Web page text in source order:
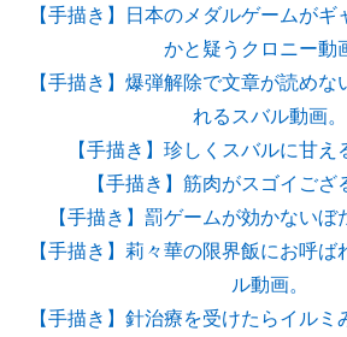
【手描き】日本のメダルゲームが
かと疑うクロニー動
【手描き】爆弾解除で文章が読め
れるスバル動画。
【手描き】珍しくスバルに甘え
【手描き】筋肉がスゴイござ
【手描き】罰ゲームが効かないぼ
【手描き】莉々華の限界飯にお呼
ル動画。
【手描き】針治療を受けたらイルミ